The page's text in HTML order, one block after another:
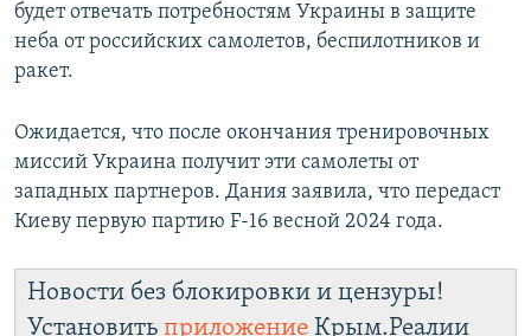
будет отвечать потребностям Украины в защите
неба от российских самолетов, беспилотников и
ракет.
Ожидается, что после окончания тренировочных
миссий Украина получит эти самолеты от
западных партнеров. Дания заявила, что передаст
Киеву первую партию F-16 весной 2024 года.
Новости без блокировки и цензуры!
Установить приложение Крым.Реалии